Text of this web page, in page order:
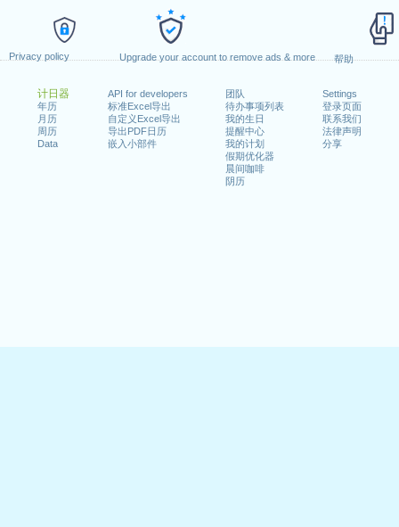
Privacy policy Upgrade your account to remove ads & more 帮助
计日器
年历
月历
周历
Data
API for developers
标准Excel导出
自定义Excel导出
导出PDF日历
嵌入小部件
团队
待办事项列表
我的生日
提醒中心
我的计划
假期优化器
晨间咖啡
阴历
Settings
登录页面
联系我们
法律声明
分享